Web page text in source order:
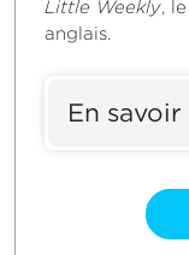
Little Weekly,
anglais.
En